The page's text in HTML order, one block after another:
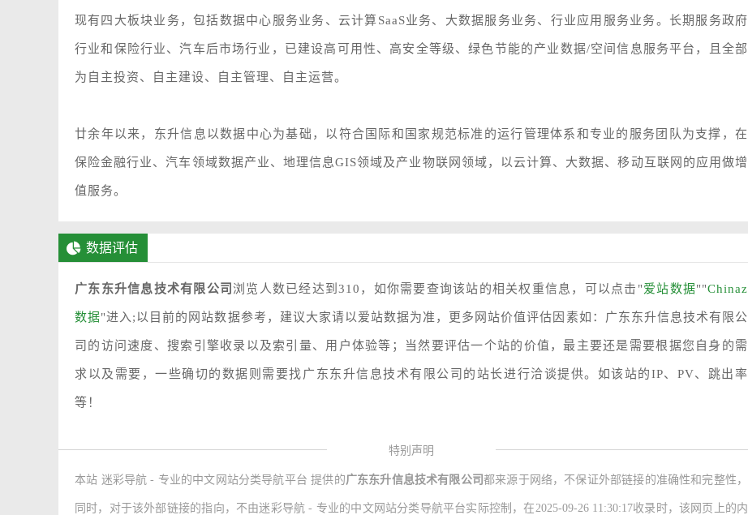
现有四大板块业务，包括数据中心服务业务、云计算SaaS业务、大数据服务业务、行业应用服务业务。长期服务政府
行业和保险行业、汽车后市场行业，已建设高可用性、高安全等级、绿色节能的产业数据/空间信息服务平台，且全部
为自主投资、自主建设、自主管理、自主运营。
廿余年以来，东升信息以数据中心为基础，以符合国际和国家规范标准的运行管理体系和专业的服务团队为支撑，在
保险金融行业、汽车领域数据产业、地理信息GIS领域及产业物联网领域，以云计算、大数据、移动互联网的应用做增
值服务。
数据评估
广东东升信息技术有限公司 浏览人数已经达到310，如你需要查询该站的相关权重信息，可以点击"爱站数据""Chinaz
数据"进入;以目前的网站数据参考，建议大家请以爱站数据为准，更多网站价值评估因素如：广东东升信息技术有限公
司的访问速度、搜索引擎收录以及索引量、用户体验等；当然要评估一个站的价值，最主要还是需要根据您自身的需
求以及需要，一些确切的数据则需要找广东东升信息技术有限公司的站长进行洽谈提供。如该站的IP、PV、跳出率
等！
特别声明
本站 迷彩导航 - 专业的中文网站分类导航平台 提供的广东东升信息技术有限公司 都来源于网络，不保证外部链接的准确性和完整性，
同时，对于该外部链接的指向，不由迷彩导航 - 专业的中文网站分类导航平台实际控制，在2025-09-26 11:30:17收录时，该网页上的内